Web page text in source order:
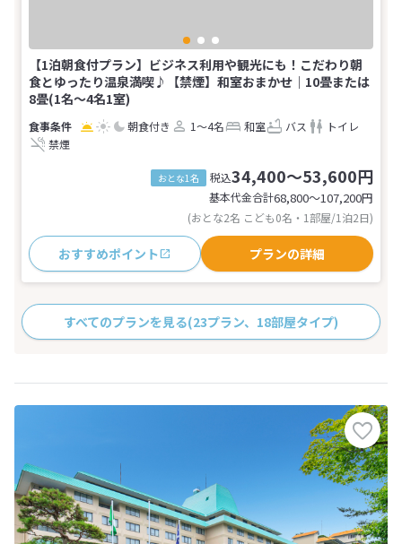
【1泊朝食付プラン】ビジネス利用や観光にも！こだわり朝
食とゆったり温泉満喫♪【禁煙】和室おまかせ｜10畳または
8畳(1名～4名1室)
朝食付き 1～4名 和室 バス
トイレ
禁煙
おとな1名 税込34,400～53,600円
基本代金合計68,800〜107,200円
(おとな2名 こども0名・1部屋/1泊2日)
おすすめポイント プランの詳細
すべてのプランを見る(23プラン、18部屋タイプ)